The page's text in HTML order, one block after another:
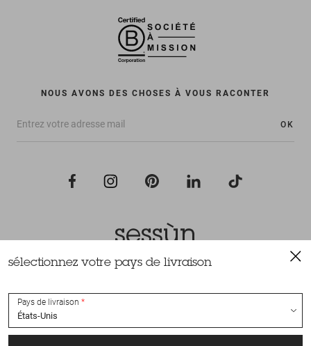
NOUS AVONS DES CHOSES À VOUS RACONTER
OK
Tous droits réservés Sessùn 2022
sélectionnez votre pays de livraison
Pays de livraison